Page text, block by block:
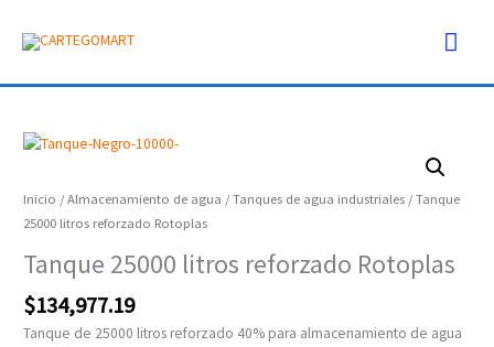
Inicio /Almacenamiento de agua /Tanques de agua industriales / Tanque
25000 litros reforzado Rotoplas
Tanque 25000 litros reforzado Rotoplas
$134,977.19
Tanque de 25000 litros reforzado 40% para almacenamiento de agua
Tanque
litros
reforzado
cantidad